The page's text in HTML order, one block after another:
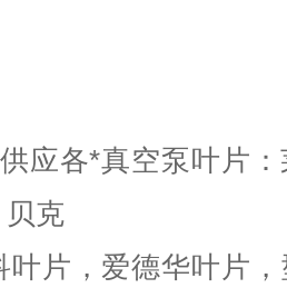
应各*真空泵叶片
贝克
叶片，爱德华叶片